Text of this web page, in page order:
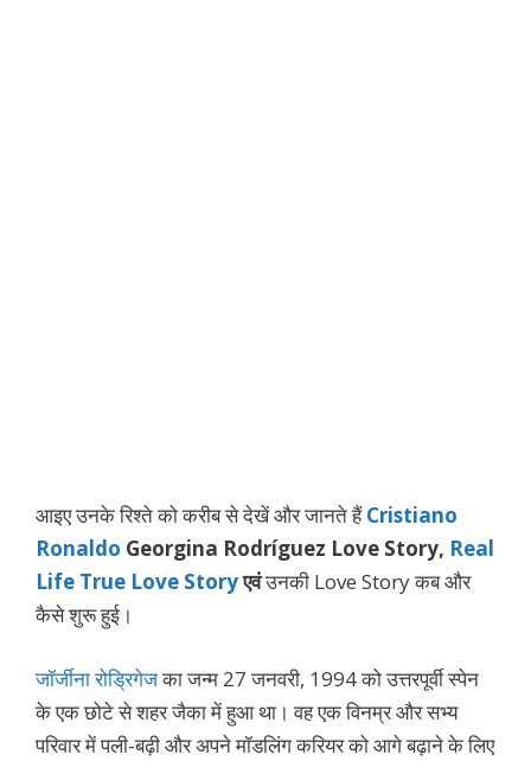
आइए उनके रिश्ते को करीब से देखें और जानते हैंCristiano
Ronaldo Georgina Rodríguez Love Story, Real
Life True Love Storyएवंउनकी Love Story कब और
कैसे शुरू हुई।
जॉर्जीना रोड्रिगेजका जन्म 27 जनवरी, 1994 को उत्तरपूर्वी स्पेन
के एक छोटे से शहर जैका में हुआ था। वह एक विनम्र और सभ्य
परिवार में पली-बढ़ी और अपने मॉडलिंग करियर को आगे बढ़ाने के लिए